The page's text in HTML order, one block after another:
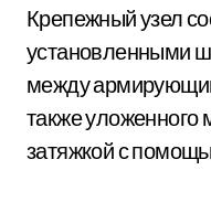
Крепежный узел
установленными
между
также уложенного
затяжкой с